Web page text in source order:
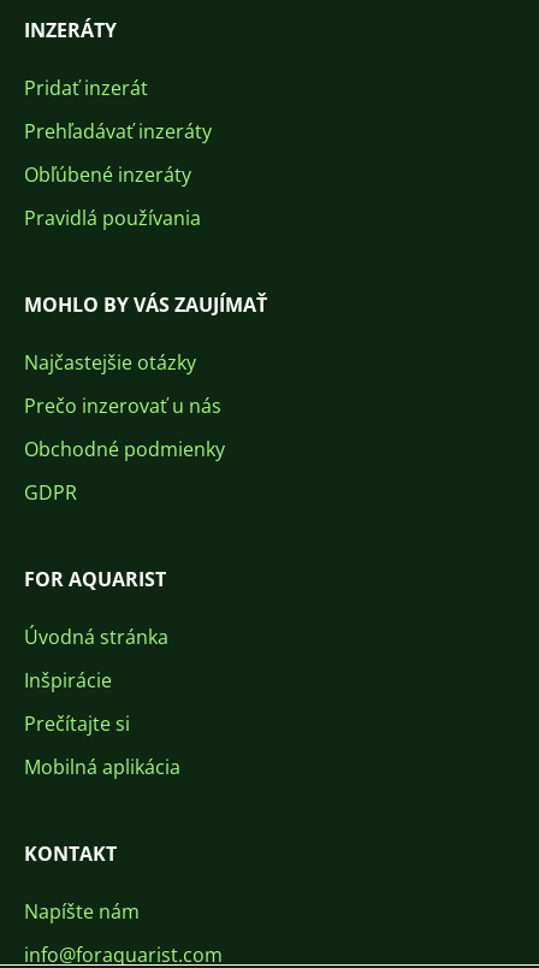
INZERÁTY
Pridať inzerát
Prehľadávať inzeráty
Obľúbené inzeráty
Pravidlá používania
MOHLO BY VÁS ZAUJÍMAŤ
Najčastejšie otázky
Prečo inzerovať u nás
Obchodné podmienky
GDPR
FOR AQUARIST
Úvodná stránka
Inšpirácie
Prečítajte si
Mobilná aplikácia
KONTAKT
Napíšte nám
info@foraquarist.com